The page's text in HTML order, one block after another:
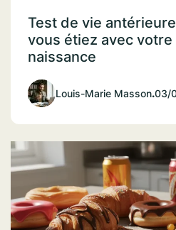
Test de vie
vous étiez avec votre
naissance
Louis-Marie Masson.03/